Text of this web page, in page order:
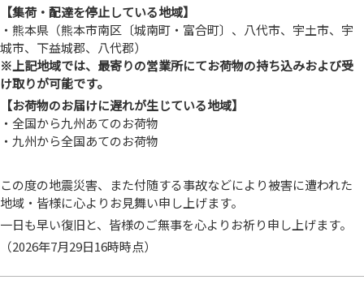
【集荷・配達を停止している地域】
・熊本県（熊本市南区〔城南町・富合町〕、八代市、宇土市、宇
城市、下益城郡、八代郡）
※上記地域では、最寄りの営業所にてお荷物の持ち込みおよび受
け取りが可能です。
【お荷物のお届けに遅れが生じている地域】
・全国から九州あてのお荷物
・九州から全国あてのお荷物
この度の地震災害、また付随する事故などにより被害に遭われた
地域・皆様に心よりお見舞い申し上げます。
一日も早い復旧と、皆様のご無事を心よりお祈り申し上げます。
（2026年7月29日16時時点）